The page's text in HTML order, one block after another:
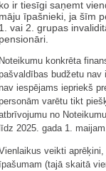
ko ir tiesīgi saņemt
māju īpašnieki, ja šīm
1. vai 2. grupas
pensionāri.
Noteikumu konkrēta
budžetu nav
nav iespējams iepriekš
varētu tikt
no
līdz 2025. gada 1.
veikti
(tajā skaitā